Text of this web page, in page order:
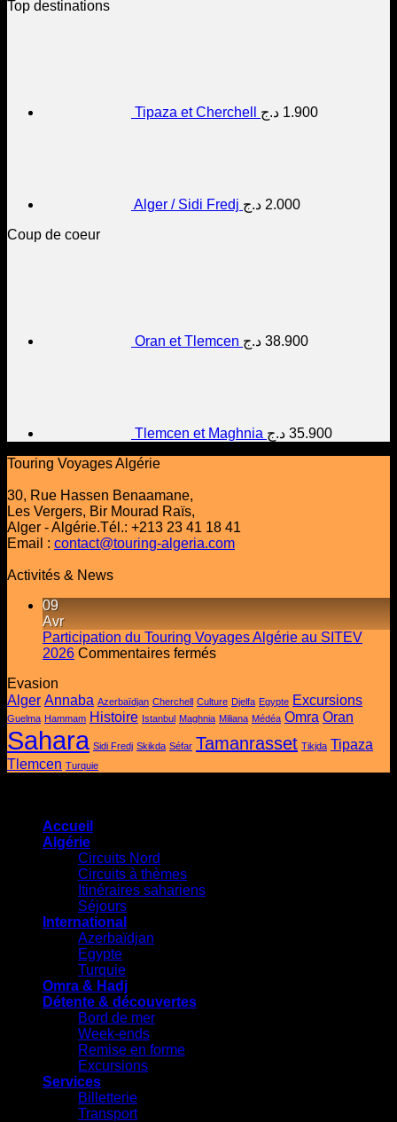
Top destinations
Tipaza et Cherchell 1.900 د.ج
Alger / Sidi Fredj 2.000 د.ج
Coup de coeur
Oran et Tlemcen 38.900 د.ج
Tlemcen et Maghnia 35.900 د.ج
Touring Voyages Algérie
30, Rue Hassen Benaamane,
Les Vergers, Bir Mourad Raïs,
Alger - Algérie.Tél.: +213 23 41 18 41
Email : contact@touring-algeria.com
Activités & News
09
Avr
Participation du Touring Voyages Algérie au SITEV
2026 Commentaires ferméssur
Touring
Voyages
au
Evasion
Alger Annaba Azerbaïdjan Cherchell Culture Djelfa Egypte Excursions
Guelma Hammam Histoire Istanbul Maghnia Miliana Médéa Omra Oran
Sahara Sidi Fredj Skikda Séfar Tamanrasset Tikjda Tipaza
Tlemcen Turquie
Accueil
Algérie
Circuits Nord
Circuits à thèmes
Itinéraires sahariens
Séjours
International
Azerbaïdjan
Egypte
Turquie
Omra & Hadj
Détente & découvertes
Bord de mer
Week-ends
Remise en forme
Excursions
Services
Billetterie
Transport